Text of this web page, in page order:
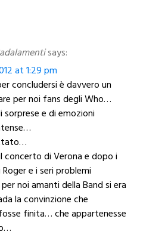
says:
at 1:29 pm
concludersi è davvero un
per noi fans degli Who…
sorprese e di emozioni
concerto di Verona e dopo i
e i seri problemi
noi amanti della Band si era
la convinzione che
finita… che appartenesse